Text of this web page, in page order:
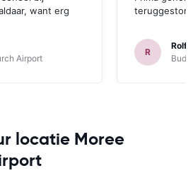
want erg
Airport
R
Rolf
locatie Moree